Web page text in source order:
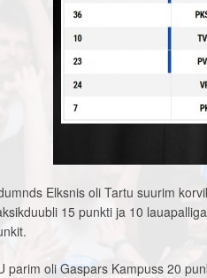
Elksnis oli Tartu suurim
15 punkti ja 10
parim oli Gaspars Kampuss 20